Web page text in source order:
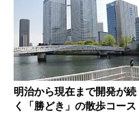
明治から現在まで開発が続
く「勝どき」の散歩コース